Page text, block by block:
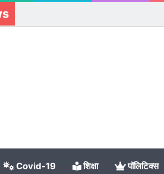
Covid-19 शिक्षा पॉलिटिक्स